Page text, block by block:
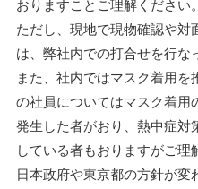
おりますことご理解ください。
ただし、現地で現物確認や対
は、弊社内での打合せを行な
また、社内ではマスク着用
の社員についてはマスク着用
発生した者がおり、熱中症対
している者もおりますがご理
日本政府や東京都の方針が変